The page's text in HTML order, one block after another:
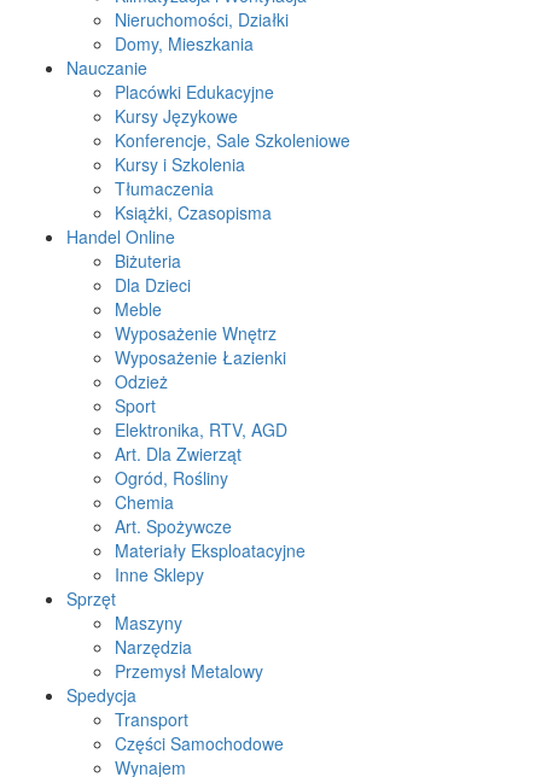
Nieruchomości, Działki
Domy, Mieszkania
Nauczanie
Placówki Edukacyjne
Kursy Językowe
Konferencje, Sale Szkoleniowe
Kursy i Szkolenia
Tłumaczenia
Książki, Czasopisma
Handel Online
Biżuteria
Dla Dzieci
Meble
Wyposażenie Wnętrz
Wyposażenie Łazienki
Odzież
Sport
Elektronika, RTV, AGD
Art. Dla Zwierząt
Ogród, Rośliny
Chemia
Art. Spożywcze
Materiały Eksploatacyjne
Inne Sklepy
Sprzęt
Maszyny
Narzędzia
Przemysł Metalowy
Spedycja
Transport
Części Samochodowe
Wynajem